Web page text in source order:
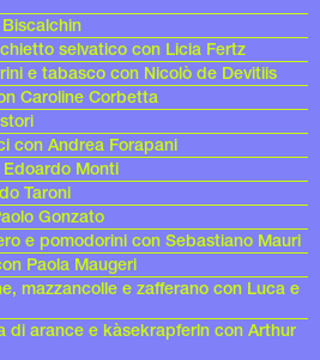
selvatico con Licia Fertz
e tabasco con Nicolò de Devitiis
Caroline Corbetta
con Andrea Forapani
Monti
Taroni
Gonzato
e pomodorini con Sebastiano Mauri
Paola Maugeri
mazzancolle e zafferano con Luca e
di arance e kàsekrapferln con Arthur